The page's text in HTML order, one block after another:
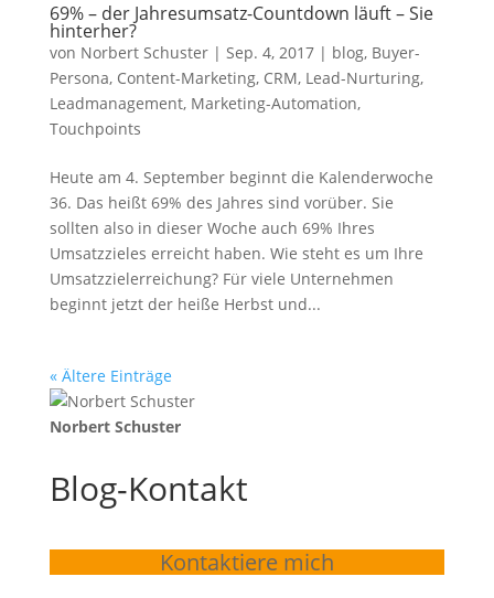
69% – der Jahresumsatz-Countdown läuft – Sie
hinterher?
von Norbert Schuster| Sep. 4, 2017| blog, Buyer-
Persona, Content-Marketing, CRM, Lead-Nurturing,
Leadmanagement, Marketing-Automation,
Touchpoints
Heute am 4. September beginnt die Kalenderwoche
36. Das heißt 69% des Jahres sind vorüber. Sie
sollten also in dieser Woche auch 69% Ihres
Umsatzzieles erreicht haben. Wie steht es um Ihre
Umsatzzielerreichung? Für viele Unternehmen
beginnt jetzt der heiße Herbst und...
« Ältere Einträge
Norbert Schuster
Blog-Kontakt
Kontaktiere mich